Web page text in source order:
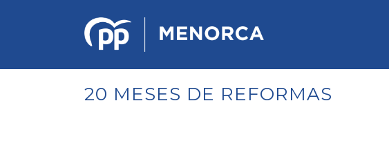
20 MESES DE REFORMAS